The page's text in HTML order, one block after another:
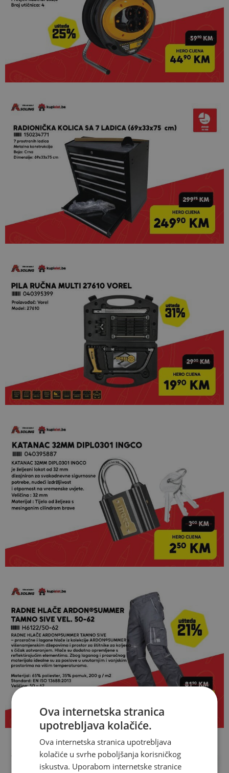
Ova internetska stranica
upotrebljava kolačiće.
Ova internetska stranica upotrebljava
kolačiće u svrhe poboljšanja korisničkog
iskustva. Uporabom internetske stranice